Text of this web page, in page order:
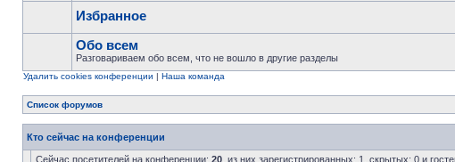
Избранное
Обо всем
Разговариваем обо всем, что не вошло в другие разделы
Удалить cookies конференции | Наша команда
Список форумов
Кто сейчас на конференции
Сейчас посетителей на конференции: 20 , из них зарегистрированных: 1, скрытых: 0 и